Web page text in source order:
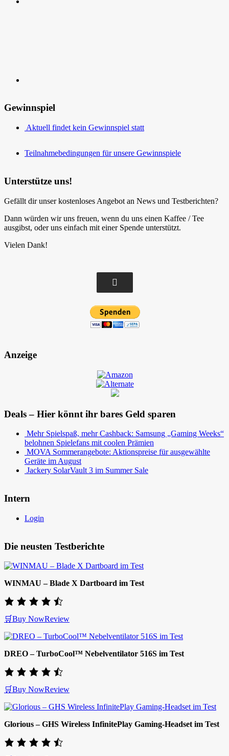
Gewinnspiel
Aktuell findet kein Gewinnspiel statt
Teilnahmebedingungen für unsere Gewinnspiele
Unterstütze uns!
Gefällt dir unser kostenloses Angebot an News und Testberichten?
Dann würden wir uns freuen, wenn du uns einen Kaffee / Tee
ausgibst, oder uns einfach mit einer Spende unterstützt.
Vielen Dank!
Anzeige
Deals – Hier könnt ihr bares Geld sparen
Mehr Spielspaß, mehr Cashback: Samsung „Gaming Weeks“
belohnen Spielefans mit coolen Prämien
MOVA Sommerangebote: Aktionspreise für ausgewählte
Geräte im August
Jackery SolarVault 3 im Summer Sale
Intern
Login
Die neusten Testberichte
WINMAU – Blade X Dartboard im Test
🛒Buy NowReview
DREO – TurboCool™ Nebelventilator 516S im Test
🛒Buy NowReview
Glorious – GHS Wireless InfinitePlay Gaming-Headset im Test